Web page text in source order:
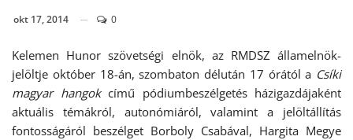
okt 17, 2014 0
Kelemen Hunor szövetségi elnök, az RMDSZ államelnök-
jelöltje október 18-án, szombaton délután 17 órától a Csíki
magyar hangokcímű pódiumbeszélgetés házigazdájaként
aktuális témákról, autonómiáról, valamint a jelöltállítás
fontosságáról beszélget Borboly Csabával, Hargita Megye